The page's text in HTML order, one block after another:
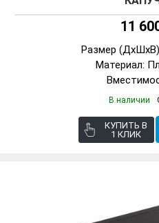
11
Размер
Материал:
В наличии
КУПИТЬ В
1 КЛИК